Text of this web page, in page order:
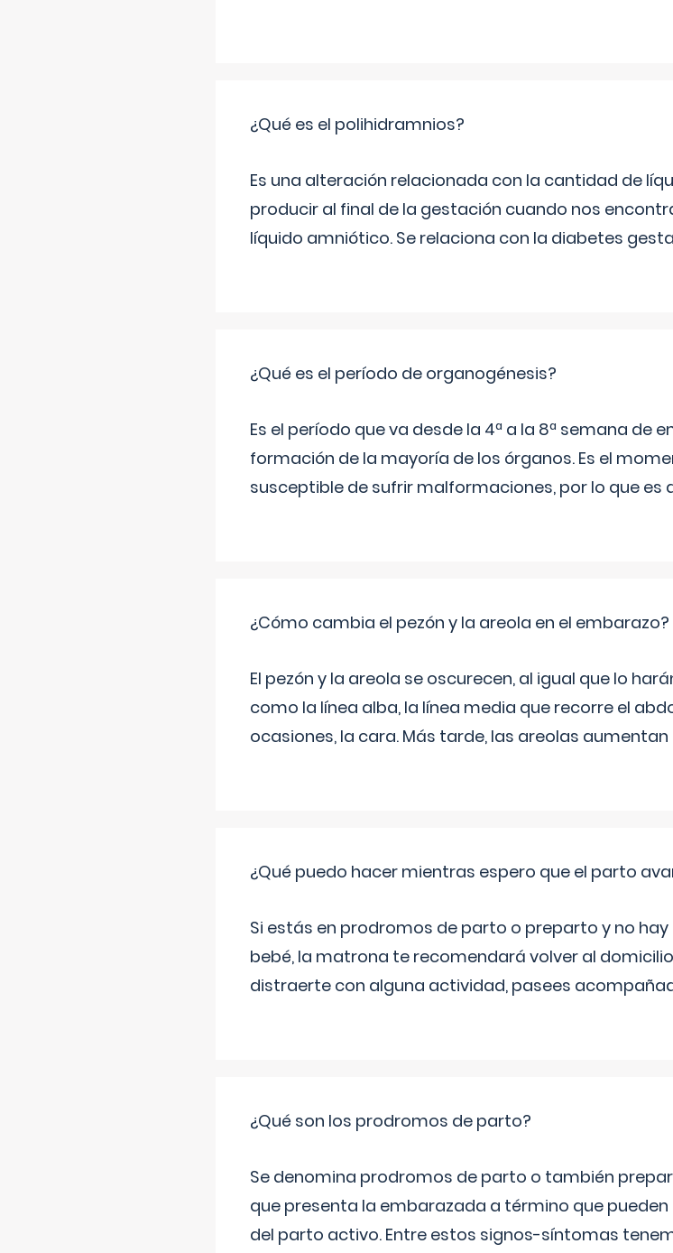
¿Qué es el polihidramnios?
Es una alteración relacionada con la cantidad de
producir al final de la gestación cuando nos
líquido amniótico. Se relaciona con la diabetes
¿Qué es el período de organogénesis?
Es el período que va desde la 4ª a la 8ª semana de
formación de la mayoría de los órganos. Es el
susceptible de sufrir malformaciones, por lo que
¿Cómo cambia el pezón y la areola en el embarazo?
El pezón y la areola se oscurecen, al igual que lo
como la línea alba, la línea media que recorre el
ocasiones, la cara. Más tarde, las areolas
¿Qué puedo hacer mientras espero que el parto
Si estás en prodromos de parto o preparto y no
bebé, la matrona te recomendará volver al
distraerte con alguna actividad, pasees
¿Qué son los prodromos de parto?
Se denomina prodromos de parto o también
que presenta la embarazada a término que
del parto activo. Entre estos signos-síntomas